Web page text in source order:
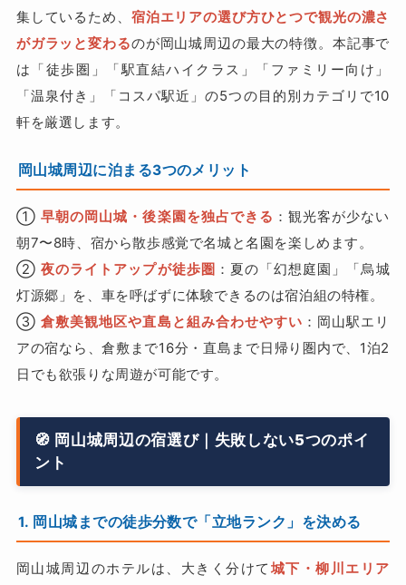
集しているため、 宿泊エリアの選び方ひとつで観光の濃さ
がガラッと変わるのが岡山城周辺の最大の特徴。本記事で
は「徒歩圏」「駅直結ハイクラス」「ファミリー向け」
「温泉付き」「コスパ駅近」の5つの目的別カテゴリで10
軒を厳選します。
岡山城周辺に泊まる3つのメリット
①早朝の岡山城・後楽園を独占できる ：観光客が少ない
朝7〜8時、宿から散歩感覚で名城と名園を楽しめます。
②夜のライトアップが徒歩圏 ：夏の「幻想庭園」「烏城
灯源郷」を、車を呼ばずに体験できるのは宿泊組の特権。
③倉敷美観地区や直島と組み合わせやすい ：岡山駅エリ
アの宿なら、倉敷まで16分・直島まで日帰り圏内で、1泊2
日でも欲張りな周遊が可能です。
🧭 岡山城周辺の宿選び｜失敗しない5つのポイ
ント
1. 岡山城までの徒歩分数で「立地ランク」を決める
岡山城周辺のホテルは、大きく分けて 城下・柳川エリア